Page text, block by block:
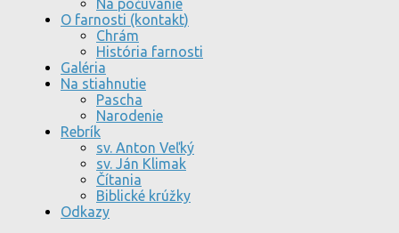
Na počúvanie
O farnosti (kontakt)
Chrám
História farnosti
Galéria
Na stiahnutie
Pascha
Narodenie
Rebrík
sv. Anton Veľký
sv. Ján Klimak
Čítania
Biblické krúžky
Odkazy